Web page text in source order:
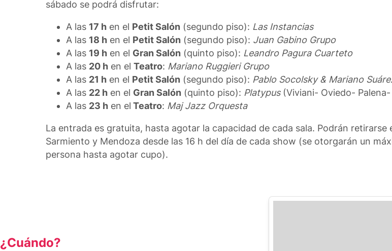
sábado se podrá disfrutar:
A las 17 h en el Petit Salón (segundo piso): Las Instancias
A las 18 h en el Petit Salón (segundo piso): Juan Gabino Grupo
A las 19 h en el Gran Salón (quinto piso): Leandro Pagura Cuarteto
A las 20 h en el Teatro: Mariano Ruggieri Grupo
A las 21 h en el Petit Salón (segundo piso): Pablo Socolsky & Mariano
A las 22 h en el Gran Salón (quinto piso): Platypus(Viviani- Oviedo- Palena-
A las 23 h en el Teatro: Maj Jazz Orquesta
La entrada es gratuita, hasta agotar la capacidad de cada sala. Podrán retirarse
Sarmiento y Mendoza desde las 16 h del día de cada show (se otorgarán un
persona hasta agotar cupo).
¿Cuándo?